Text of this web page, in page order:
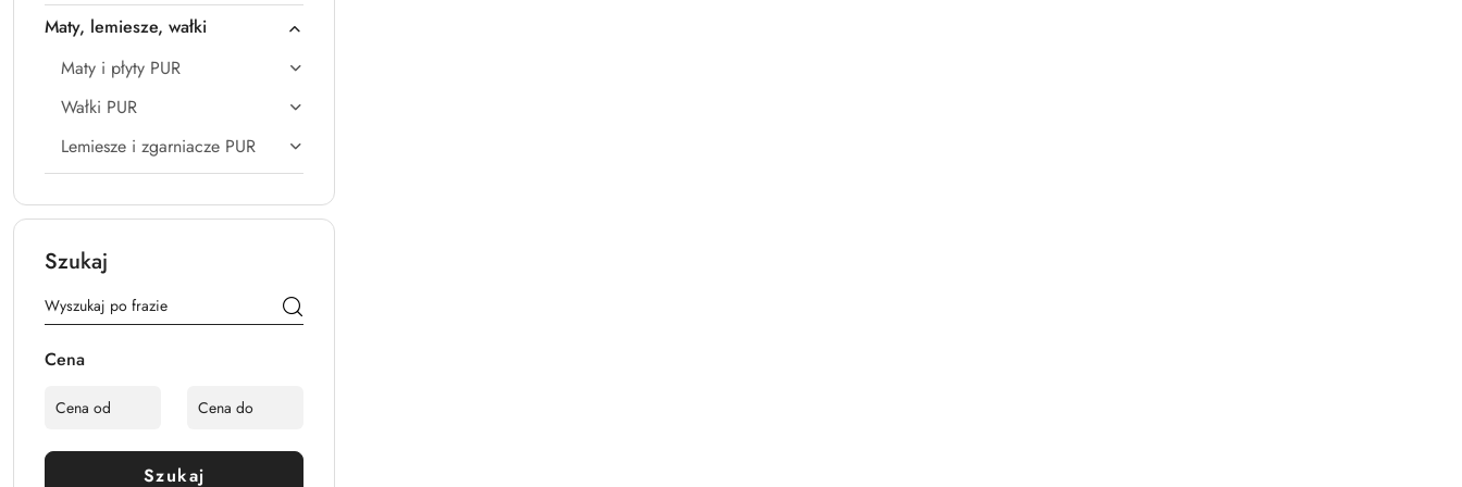
Maty, lemiesze, wałki
Maty i płyty PUR
Wałki PUR
Lemiesze i zgarniacze PUR
Szukaj
Cena
Szukaj